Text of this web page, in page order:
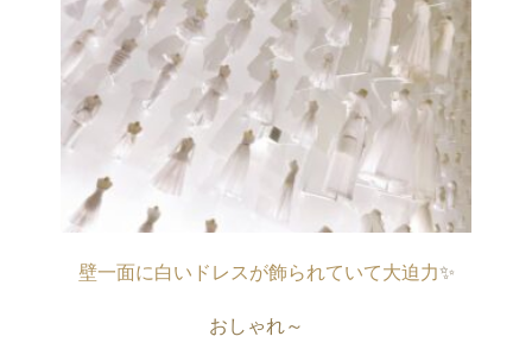
壁一面に白いドレスが飾られていて大迫力✨
おしゃれ～